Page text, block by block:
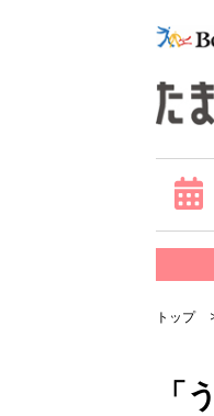
トップ
「